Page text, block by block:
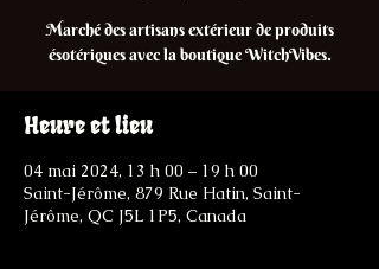
Marché des artisans extérieur de produits
ésotériques avec la boutique WitchVibes.
Heure et lieu
04 mai 2024, 13 h 00 – 19 h 00
Saint-Jérôme, 879 Rue Hatin, Saint-
Jérôme, QC J5L 1P5, Canada